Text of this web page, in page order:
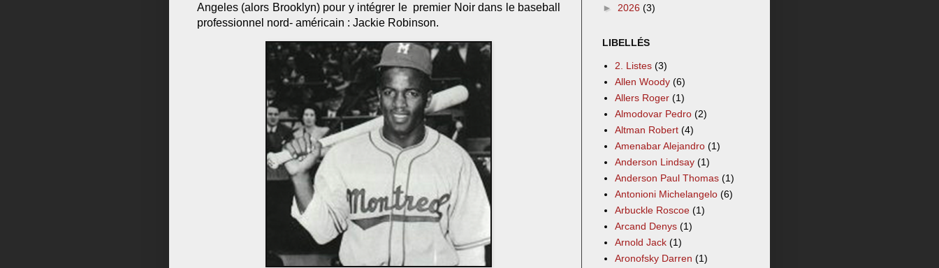
Angeles (alors Brooklyn) pour y intégrer le premier Noir dans le baseball
professionnel nord- américain : Jackie Robinson.
► 2026 (3)
LIBELLÉS
2. Listes (3)
Allen Woody (6)
Allers Roger (1)
Almodovar Pedro (2)
Altman Robert (4)
Amenabar Alejandro (1)
Anderson Lindsay (1)
Anderson Paul Thomas (1)
Antonioni Michelangelo (6)
Arbuckle Roscoe (1)
Arcand Denys (1)
Arnold Jack (1)
Aronofsky Darren (1)